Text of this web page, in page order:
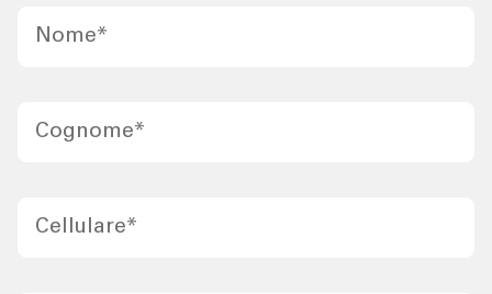
Nome*
Cognome*
Cellulare*